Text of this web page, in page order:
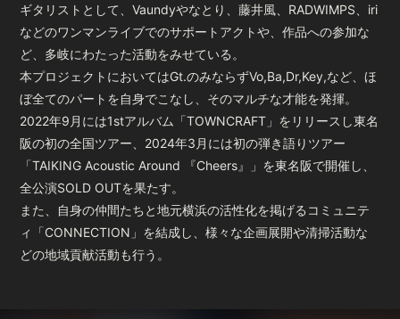
ギタリストとして、Vaundyやなとり、藤井風、RADWIMPS、iri
などのワンマンライブでのサポートアクトや、作品への参加な
ど、多岐にわたった活動をみせている。
本プロジェクトにおいてはGt.のみならずVo,Ba,Dr,Key,など、ほ
ぼ全てのパートを自身でこなし、そのマルチな才能を発揮。
2022年9月には1stアルバム「TOWNCRAFT」をリリースし東名
阪の初の全国ツアー、2024年3月には初の弾き語りツアー
「TAIKING Acoustic Around 『Cheers』」を東名阪で開催し、
全公演SOLD OUTを果たす。
また、自身の仲間たちと地元横浜の活性化を掲げるコミュニテ
ィ「CONNECTION」を結成し、様々な企画展開や清掃活動な
どの地域貢献活動も行う。